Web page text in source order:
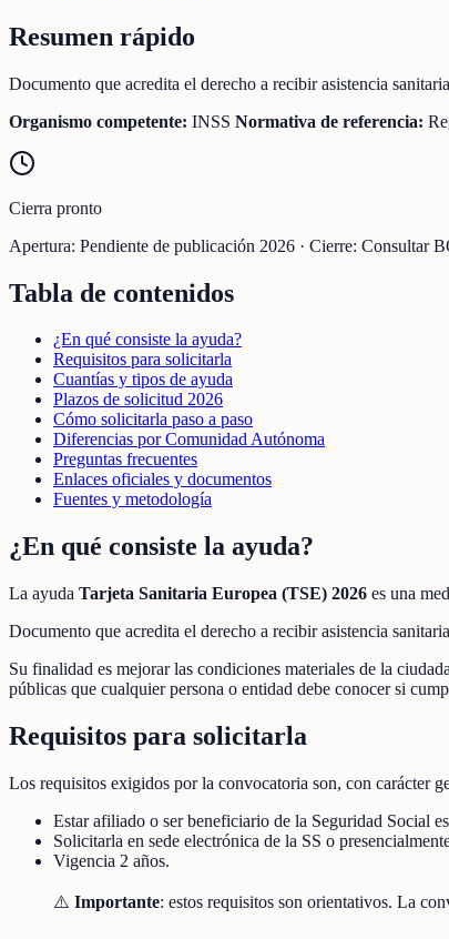
Resumen rápido
Documento que acredita el derecho a recibir asistencia
Organismo competente: INSS Normativa de referencia:
Cierra pronto
Apertura: Pendiente de publicación 2026 · Cierre: Consultar
Tabla de contenidos
¿En qué consiste la ayuda?
Requisitos para solicitarla
Cuantías y tipos de ayuda
Plazos de solicitud 2026
Cómo solicitarla paso a paso
Diferencias por Comunidad Autónoma
Preguntas frecuentes
Enlaces oficiales y documentos
Fuentes y metodología
¿En qué consiste la ayuda?
La ayuda Tarjeta Sanitaria Europea (TSE) 2026 es una
Documento que acredita el derecho a recibir asistencia
Su finalidad es mejorar las condiciones materiales de la
públicas que cualquier persona o entidad debe conocer si
Requisitos para solicitarla
Los requisitos exigidos por la convocatoria son, con carácter
Estar afiliado o ser beneficiario de la Seguridad Social
Solicitarla en sede electrónica de la SS o
Vigencia 2 años.
⚠️ Importante: estos requisitos son orientativos. La